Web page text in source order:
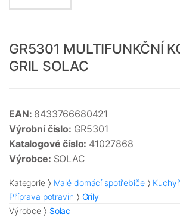
GR5301 MULTIFUNKČNÍ
GRIL SOLAC
EAN: 8433766680421
Výrobní číslo: GR5301
Katalogové číslo: 41027868
Výrobce: SOLAC
Kategorie Malé domácí spotřebiče
Příprava potravin
Grily
Výrobce
Solac